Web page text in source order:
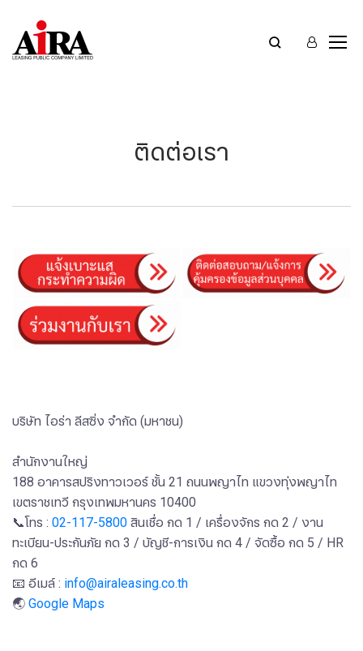
ติดต่อเรา
บริษัท ไอร่า ลีสซิ่ง จำกัด (มหาชน)
สำนักงานใหญ่
188 อาคารสปริงทาวเวอร์ ชั้น 21 ถนนพญาไท แขวงทุ่งพญาไท
เขตราชเทวี กรุงเทพมหานคร 10400
📞โทร : 02-117-5800สินเชื่อ กด 1 / เครื่องจักร กด 2 / งาน
ทะเบียน-ประกันภัย กด 3 / บัญชี-การเงิน กด 4 / จัดซื้อ กด 5 / HR
กด 6
📧 อีเมล์ : info@airaleasing.co.th
🌏Google Maps